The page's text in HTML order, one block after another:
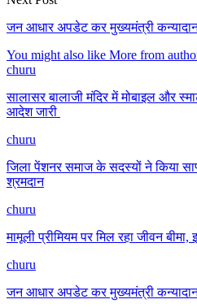
जन आधार अपडेट कर मुख्यमंत्री
You might also like More from
churu
सालासर बालाजी मंदिर में मोबाइल और
आदेश जारी
churu
जिला पेंशनर समाज के सदस्यों ने किया
श्रमदान
churu
मामूली प्रीमियम पर मिल रहा जीवन
churu
जन आधार अपडेट कर मुख्यमंत्री